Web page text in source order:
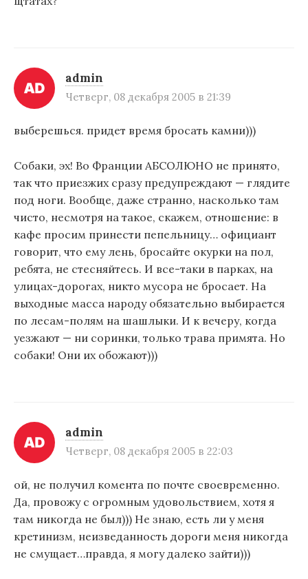
admin
Четверг, 08 декабря 2005 в 21:39
выберешься. придет время бросать камни)))
Собаки, эх! Во Франции АБСОЛЮНО не принято,
так что приезжих сразу предупреждают — глядите
под ноги. Вообще, даже странно, насколько там
чисто, несмотря на такое, скажем, отношение: в
кафе просим принести пепельницу… официант
говорит, что ему лень, бросайте окурки на пол,
ребята, не стесняйтесь. И все-таки в парках, на
улицах-дорогах, никто мусора не бросает. На
выходные масса народу обязательно выбирается
по лесам-полям на шашлыки. И к вечеру, когда
уезжают — ни соринки, только трава примята. Но
собаки! Они их обожают)))
admin
Четверг, 08 декабря 2005 в 22:03
ой, не получил комента по почте своевременно.
Да, провожу с огромным удовольствием, хотя я
там никогда не был))) Не знаю, есть ли у меня
кретинизм, неизведанность дороги меня никогда
не смущает…правда, я могу далеко зайти)))